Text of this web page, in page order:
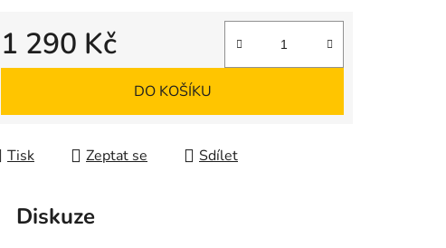
hvězdiček.
1 290 Kč
Měrná cena:
DO KOŠÍKU
Tisk Zeptat se Sdílet
Diskuze